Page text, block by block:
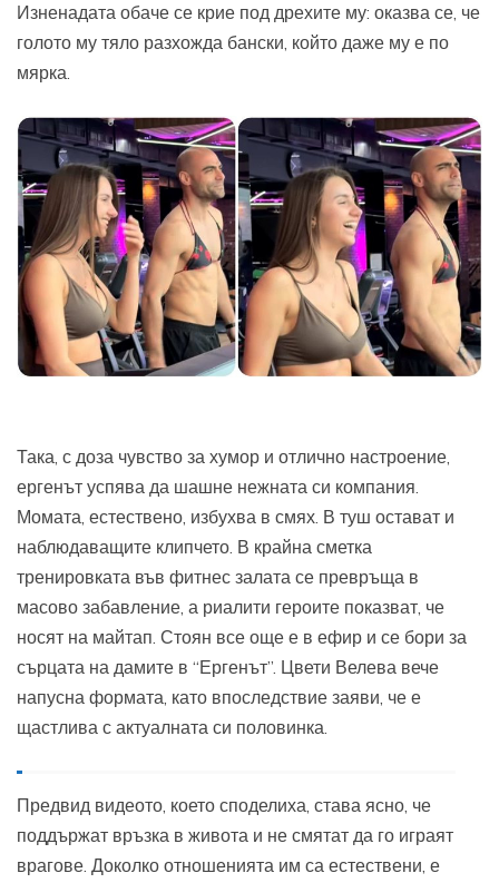
Изненадата обаче се крие под дрехите му: оказва се, че
голото му тяло разхожда бански, който даже му е по
мярка.
Така, с доза чувство за хумор и отлично настроение,
ергенът успява да шашне нежната си компания.
Момата, естествено, избухва в смях. В туш остават и
наблюдаващите клипчето. В крайна сметка
тренировката във фитнес залата се превръща в
масово забавление, а риалити героите показват, че
носят на майтап. Стоян все още е в ефир и се бори за
сърцата на дамите в “Ергенът”. Цвети Велева вече
напусна формата, като впоследствие заяви, че е
щастлива с актуалната си половинка.
Предвид видеото, което споделиха, става ясно, че
поддържат връзка в живота и не смятат да го играят
врагове. Доколко отношенията им са естествени, е